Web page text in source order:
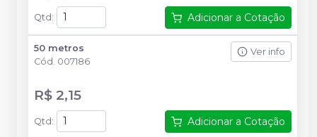
Qtd : Adicionar a Cotação
50 metros
Cód. 007186
Ver info
R$ 2,15
Qtd : Adicionar a Cotação